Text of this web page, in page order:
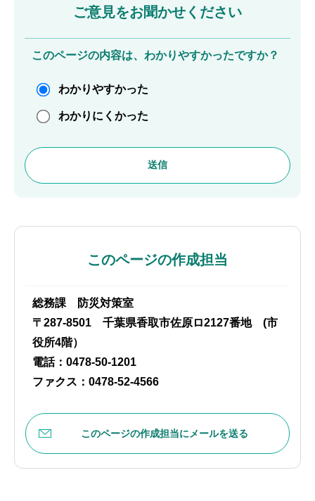
ご意見をお聞かせください
このページの内容は、わかりやすかったですか？
わかりやすかった
わかりにくかった
このページの作成担当
総務課 防災対策室
〒287-8501 千葉県香取市佐原ロ2127番地 (市
役所4階）
電話：0478-50-1201
ファクス：0478-52-4566
このページの作成担当にメールを送る